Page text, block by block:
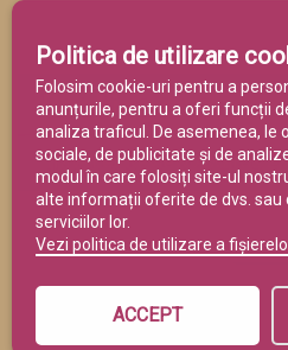
Termeni și
Politica de utilizare
Folosim cookie-uri pentru a
anunțurile, pentru a oferi funcții
analiza traficul. De asemenea,
sociale, de publicitate și de
modul în care folosiți site-ul
alte informații oferite de dvs. sau
serviciilor lor.
Vezi politica de utilizare a
ACCEPT